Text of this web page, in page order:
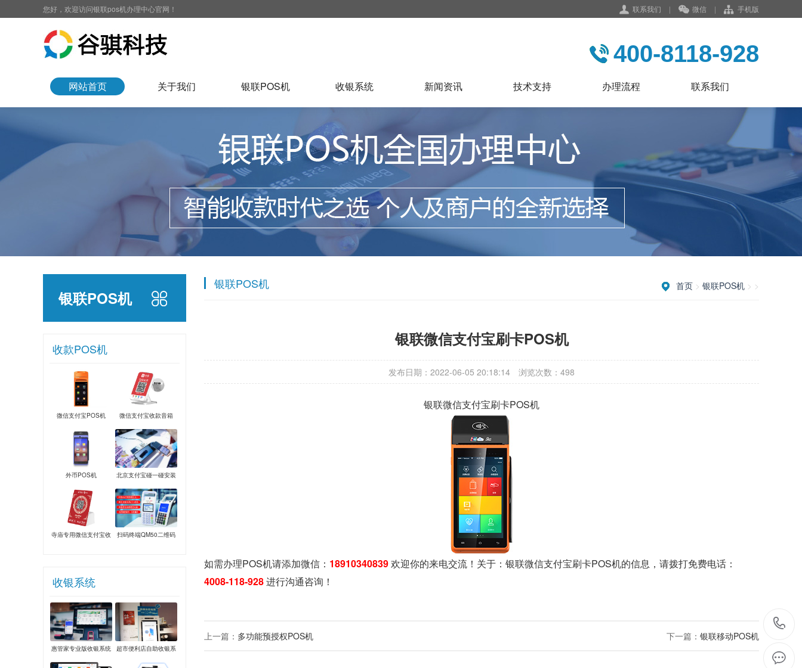
联系我们 | 微信 | 手机版
您好，欢迎访问银联pos机办理中心官网！
400-8118-928
网站首页 关于我们 银联POS机 收银系统 新闻资讯 技术支持 办理流程 联系我们
银联POS机
收款POS机
微信支付宝POS机 微信支付宝收款音箱
外币POS机 北京支付宝碰一碰安装
寺庙专用微信支付宝收
扫码终端QM50二维码
收银系统
惠管家专业版收银系统
超市便利店自助收银系
统
首页 > 银联POS机 > >
银联POS机
银联微信支付宝刷卡POS机
发布日期：2022-06-05 20:18:14 浏览次数：498
银联微信支付宝刷卡POS机
如需办理POS机请添加微信： 18910340839欢迎你的来电交流！关于： 银联微信支付宝刷卡POS机的信息，请拨打免费电话：
4008-118-928进行沟通咨询！
上一篇： 多功能预授权POS机 下一篇： 银联移动POS机